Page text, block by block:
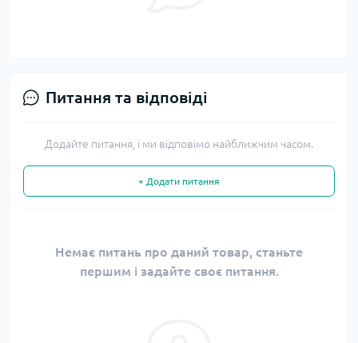
Питання та відповіді
Додайте питання, і ми відповімо найближчим часом.
+ Додати питання
Немає питань про даний товар, станьте
першим і задайте своє питання.